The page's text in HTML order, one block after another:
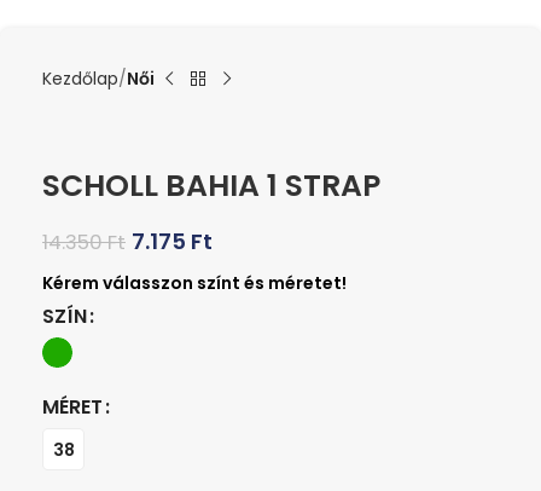
Kezdőlap Női
SCHOLL BAHIA 1 STRAP
14.350Ft 7.175 Ft
SZÍN
MÉRET
38